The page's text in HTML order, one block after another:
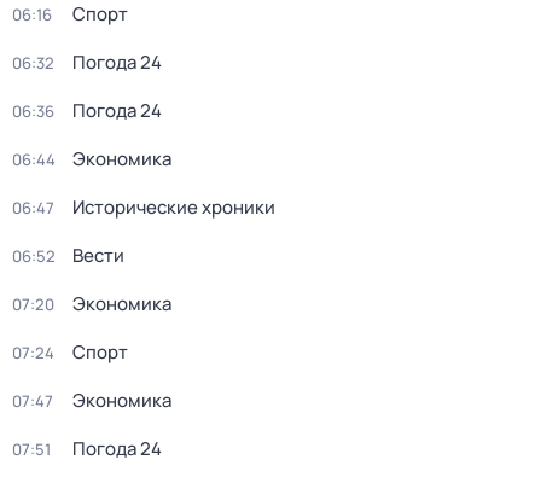
06:16 Спорт
06:32 Погода 24
06:36 Погода 24
06:44 Экономика
06:47 Исторические хроники
06:52 Вести
07:20 Экономика
07:24 Спорт
07:47 Экономика
07:51 Погода 24